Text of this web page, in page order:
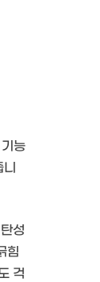
능
성
힘
걱